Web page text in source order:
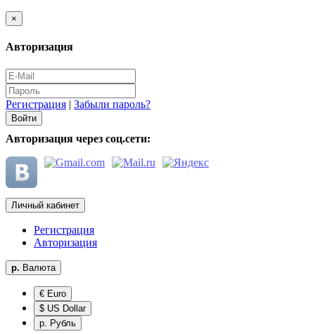
×
Авторизация
Регистрация | Забыли пароль?
Авторизация через соц.сети:
Личный кабинет
Регистрация
Авторизация
р. Валюта
€ Euro
$ US Dollar
р. Рубль